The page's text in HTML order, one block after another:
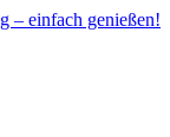
– einfach genießen!